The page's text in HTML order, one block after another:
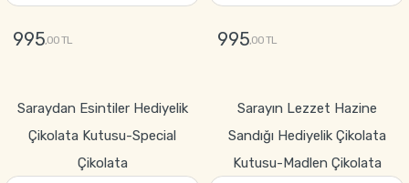
995,00 TL 995,00 TL
Saraydan Esintiler Hediyelik
Çikolata Kutusu-Special
Çikolata
Sarayın Lezzet Hazine
Sandığı Hediyelik Çikolata
Kutusu-Madlen Çikolata